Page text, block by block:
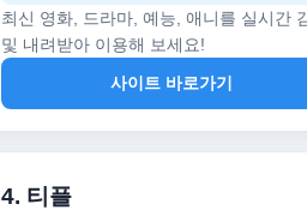
최신 영화, 드라마, 예능, 애니를 실시간
및 내려받아 이용해 보세요!
사이트 바로가기
4. 티플